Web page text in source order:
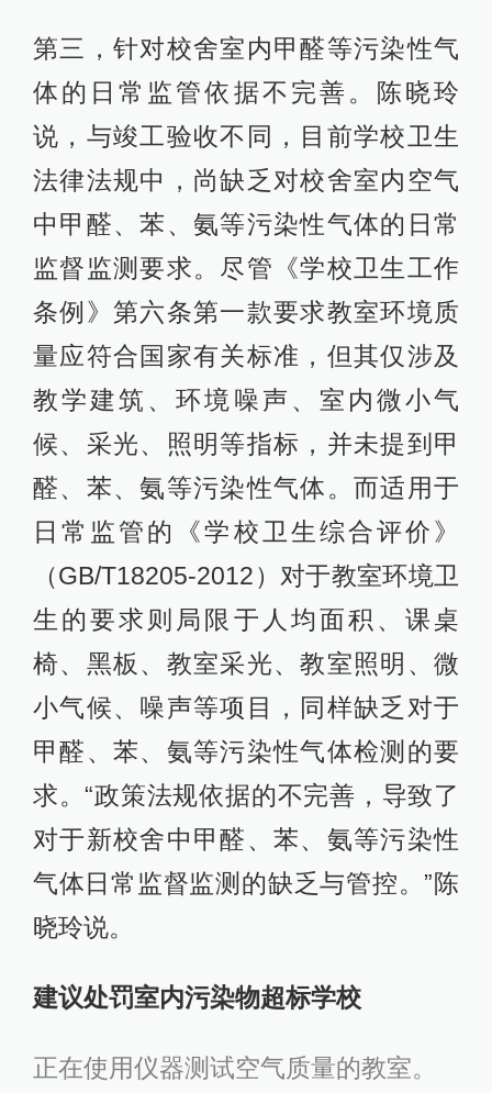
第三，针对校舍室内甲醛等污染性气
体的日常监管依据不完善。陈晓玲
说，与竣工验收不同，目前学校卫生
法律法规中，尚缺乏对校舍室内空气
中甲醛、苯、氨等污染性气体的日常
监督监测要求。尽管《学校卫生工作
条例》第六条第一款要求教室环境质
量应符合国家有关标准，但其仅涉及
教学建筑、环境噪声、室内微小气
候、采光、照明等指标，并未提到甲
醛、苯、氨等污染性气体。而适用于
日常监管的《学校卫生综合评价》
（GB/T18205-2012）对于教室环境卫
生的要求则局限于人均面积、课桌
椅、黑板、教室采光、教室照明、微
小气候、噪声等项目，同样缺乏对于
甲醛、苯、氨等污染性气体检测的要
求。“政策法规依据的不完善，导致了
对于新校舍中甲醛、苯、氨等污染性
气体日常监督监测的缺乏与管控。”陈
晓玲说。
建议处罚室内污染物超标学校
正在使用仪器测试空气质量的教室。